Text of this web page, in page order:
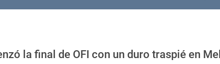
la final de OFI con un duro traspié en